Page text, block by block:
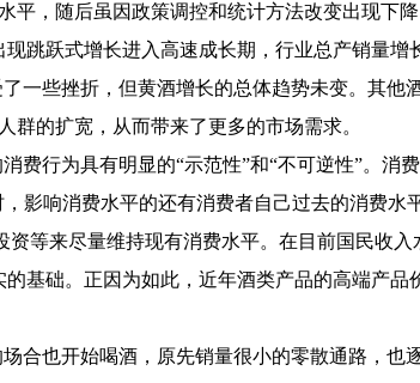
平，随后虽因政策调控和统计方法改变出现下
跳跃式增长进入高速成长期，行业总产销量增
一些挫折，但黄酒增长的总体趋势未变。其他
的扩宽，从而带来了更多的市场需求。
行为具有明显的“示范性”和“不可逆性”。消
影响消费水平的还有消费者自己过去的消费水
等来尽量维持现有消费水平。在目前国民收
基础。正因为如此，近年酒类产品的高端产品
合也开始喝酒，原先销量很小的零散通路，也